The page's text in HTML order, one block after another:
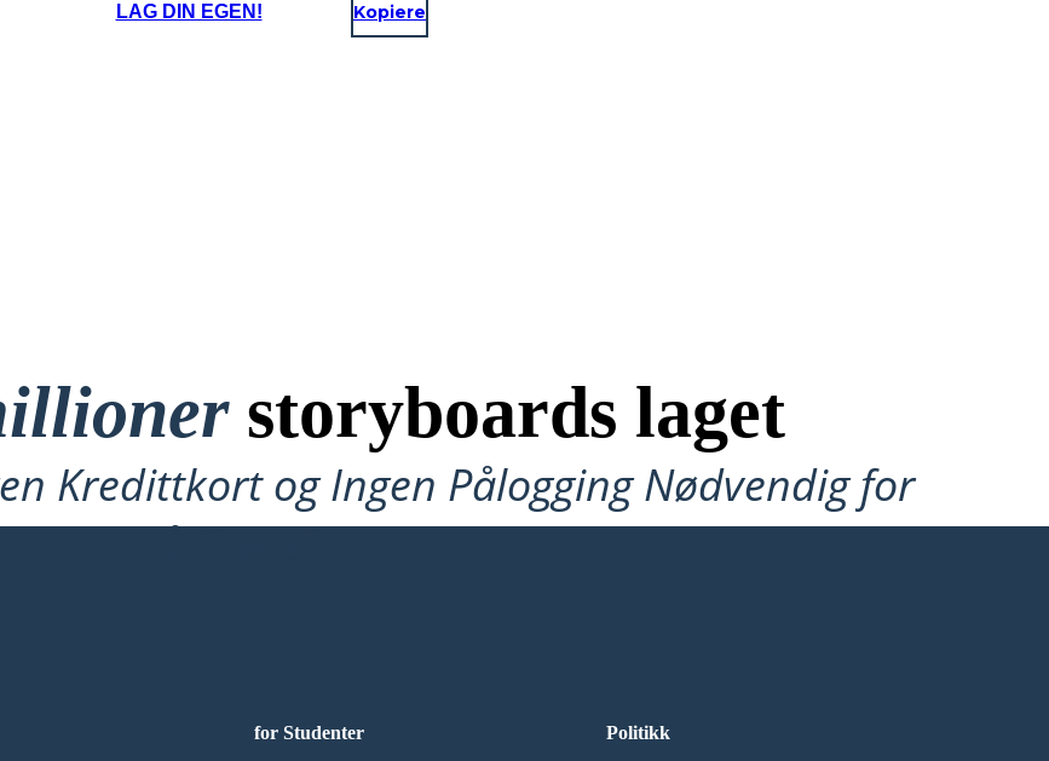
LAG DIN EGEN! Kopiere
storyboards laget
Kredittkort og Ingen Pålogging Nødvendig for
å Prøve!
for Studenter
Politikk